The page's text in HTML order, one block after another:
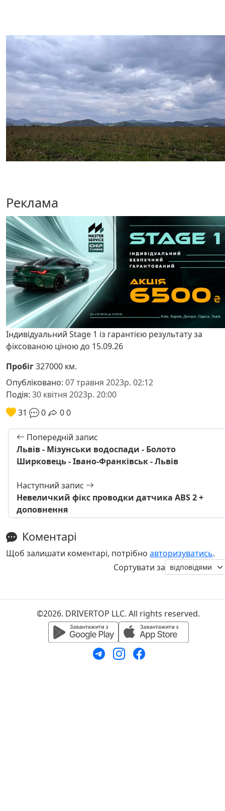
Реклама
Індивідуальний Stage 1 із гарантією результату за
фіксованою ціною до 15.09.26
Пробіг327000 км.
Опубліковано: 07 травня 2023р. 02:12
Подія: 30 квітня 2023р. 20:00
31
0 00
Попередній запис
Львів - Мізунськи водоспади - Болото
Ширковець - Івано-Франківськ - Львів
Наступний запис
Невеличкий фікс проводки датчика ABS 2 +
доповнення
Коментарі
Щоб залишати коментарі, потрібно авторизуватись.
Сортувати за
©2026. DRIVERTOP LLC. All rights reserved.